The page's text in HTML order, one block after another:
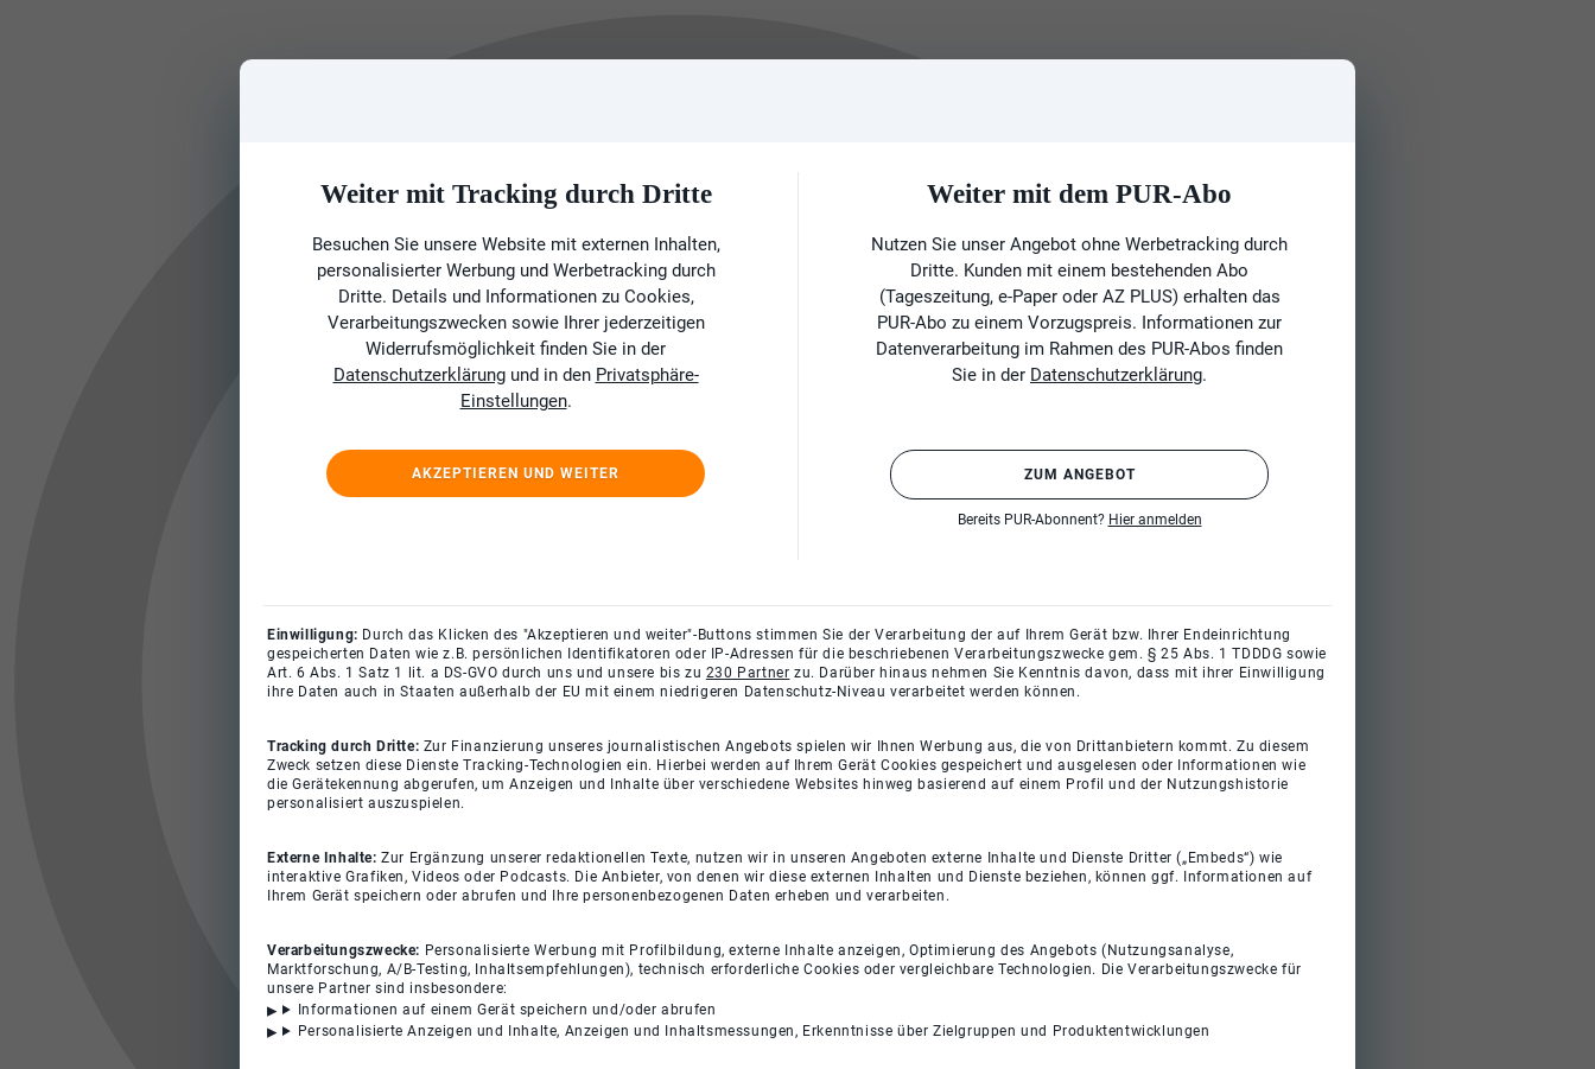
Weiter mit Tracking durch Dritte
Besuchen Sie unsere Website mit externen Inhalten,
personalisierter Werbung und Werbetracking durch
Dritte. Details und Informationen zu Cookies,
Verarbeitungszwecken sowie Ihrer jederzeitigen
Widerrufsmöglichkeit finden Sie in der
Datenschutzerklärungund in den Privatsphäre-
Einstellungen.
AKZEPTIEREN UND WEITER
Weiter mit dem PUR-Abo
Nutzen Sie unser Angebot ohne Werbetracking durch
Dritte. Kunden mit einem bestehenden Abo
(Tageszeitung, e-Paper oder AZ PLUS) erhalten das
PUR-Abo zu einem Vorzugspreis. Informationen zur
Datenverarbeitung im Rahmen des PUR-Abos finden
Sie in der Datenschutzerklärung.
ZUM ANGEBOT
Bereits PUR-Abonnent? Hier anmelden
Einwilligung: Durch das Klicken des "Akzeptieren und weiter"-Buttons stimmen Sie der Verarbeitung der auf Ihrem Gerät bzw. Ihrer Endeinrichtung
gespeicherten Daten wie z.B. persönlichen Identifikatoren oder IP-Adressen für die beschriebenen Verarbeitungszwecke gem. § 25 Abs. 1 TDDDG sowie
Art. 6 Abs. 1 Satz 1 lit. a DS-GVO durch uns und unsere bis zu 230 Partner zu. Darüber hinaus nehmen Sie Kenntnis davon, dass mit ihrer Einwilligung
ihre Daten auch in Staaten außerhalb der EU mit einem niedrigeren Datenschutz-Niveau verarbeitet werden können.
Tracking durch Dritte: Zur Finanzierung unseres journalistischen Angebots spielen wir Ihnen Werbung aus, die von Drittanbietern kommt. Zu diesem
Zweck setzen diese Dienste Tracking-Technologien ein. Hierbei werden auf Ihrem Gerät Cookies gespeichert und ausgelesen oder Informationen wie
die Gerätekennung abgerufen, um Anzeigen und Inhalte über verschiedene Websites hinweg basierend auf einem Profil und der Nutzungshistorie
personalisiert auszuspielen.
Externe Inhalte:Zur Ergänzung unserer redaktionellen Texte, nutzen wir in unseren Angeboten externe Inhalte und Dienste Dritter („Embeds“) wie
interaktive Grafiken, Videos oder Podcasts. Die Anbieter, von denen wir diese externen Inhalten und Dienste beziehen, können ggf. Informationen auf
Ihrem Gerät speichern oder abrufen und Ihre personenbezogenen Daten erheben und verarbeiten.
Verarbeitungszwecke: Personalisierte Werbung mit Profilbildung, externe Inhalte anzeigen, Optimierung des Angebots (Nutzungsanalyse,
Marktforschung, A/B-Testing, Inhaltsempfehlungen), technisch erforderliche Cookies oder vergleichbare Technologien. Die Verarbeitungszwecke für
unsere Partner sind insbesondere:
Informationen auf einem Gerät speichern und/oder abrufen
Personalisierte Anzeigen und Inhalte, Anzeigen und Inhaltsmessungen, Erkenntnisse über Zielgruppen und Produktentwicklungen